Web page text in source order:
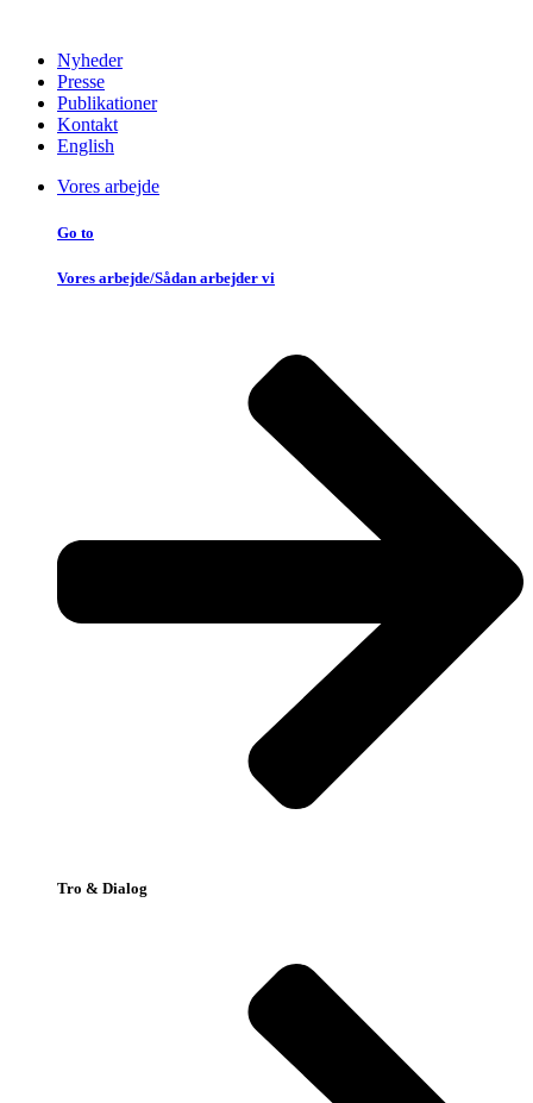
Nyheder
Presse
Publikationer
Kontakt
English
Vores arbejde
Go to
Vores arbejde/Sådan arbejder vi
Tro & Dialog